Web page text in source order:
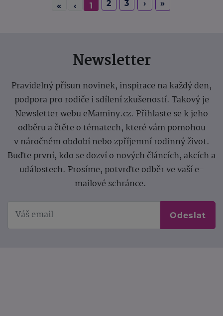
« ‹ 1 2 3 › »
Newsletter
Pravidelný přísun novinek, inspirace na každý den,
podpora pro rodiče i sdílení zkušeností. Takový je
Newsletter webu eMaminy.cz. Přihlaste se k jeho
odběru a čtěte o tématech, které vám pomohou
v náročném období nebo zpříjemní rodinný život.
Buďte první, kdo se dozví o nových článcích, akcích a
událostech. Prosíme, potvrďte odběr ve vaší e-
mailové schránce.
Odeslat